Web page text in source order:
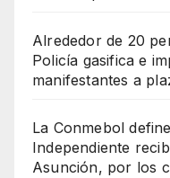
Alrededor de 20
Policía gasifica e
manifestantes a
La Conmebol
Independiente
Asunción, por los